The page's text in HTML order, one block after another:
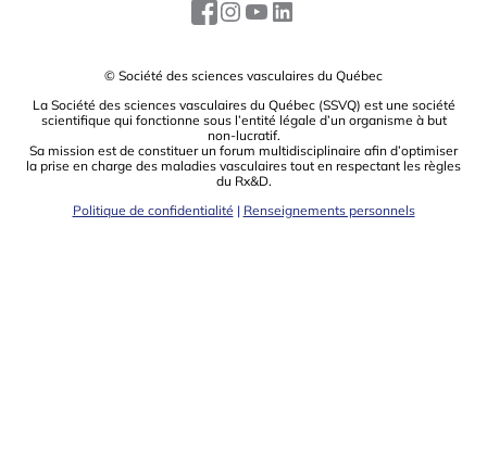
© Société des sciences vasculaires du Québec
La Société des sciences vasculaires du Québec (SSVQ) est une société
scientiﬁque qui fonctionne sous l’entité légale d’un organisme à but
non-lucratif.
Sa mission est de constituer un forum multidisciplinaire aﬁn d’optimiser
la prise en charge des maladies vasculaires tout en respectant les règles
du Rx&D.
Politique de confidentialité | Renseignements personnels